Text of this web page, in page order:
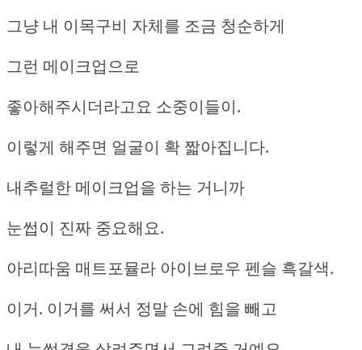
그냥 내 이목구비 자체를 조금 청순하게
그런 메이크업으로
좋아해주시더라고요 소중이들이.
이렇게 해주면 얼굴이 확 짧아집니다.
내추럴한 메이크업을 하는 거니까
눈썹이 진짜 중요해요.
아리따움 매트포뮬라 아이브로우 펜슬 흑갈색.
이거. 이거를 써서 정말 손에 힘을 빼고